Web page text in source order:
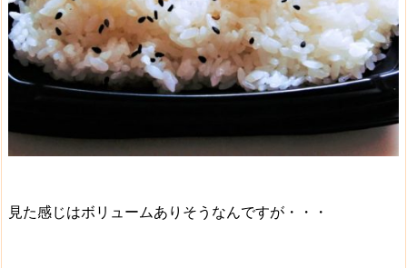
見た感じはボリュームありそうなんですが・・・